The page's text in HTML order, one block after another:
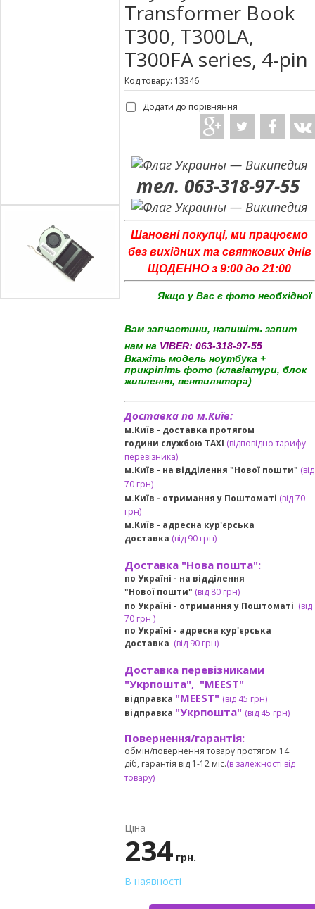
Transformer Book
T300, T300LA,
T300FA series, 4-pin
Код товару: 13346
Додати до порівняння
тел. 063-318-97-55
Шановні покупці, ми працюємо
без вихідних та святкових днів
ЩОДЕННО з 9:00 до 21:00
Якщо у Вас є фото необхідної
Вам запчастини, напишіть запит
нам на VIBER: 063-318-97-55
Вкажіть модель ноутбука +
прикріпіть фото (клавіатури, блок
живлення, вентилятора)
Доставка по м.Київ:
м.Київ - доставка протягом
години службою TAXI (відповідно тарифу
перевізника)
м.Київ - на відділення "Нової пошти" (від
70 грн)
м.Київ - отримання у Поштоматі (від 70
грн)
м.Київ - адресна кур'єрська
доставка (від90 грн)
Доставка "Нова пошта":
по Україні - на відділення
"Нової пошти" (від 80 грн)
по Україні - отримання у Поштоматі (від
70 грн )
по Україні - адресна кур'єрська
доставка (від90 грн)
Доставка перевізниками
"Укрпошта", "MEEST"
відправка "MEEST" (від 45 грн)
відправка "Укрпошта" (від 45 грн)
Повернення/гарантія:
обмін/повернення товару протягом 14
діб, гарантія від 1-12 міс.(в залежності від
товару)
Ціна
234 грн.
В наявності